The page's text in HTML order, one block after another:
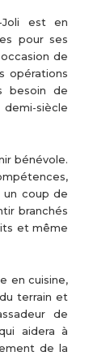
Joli est en
pour ses
occasion de
opérations
besoin de
siècle
bénévole.
un coup de
branchés
et même
en cuisine,
terrain et
de
aidera à
de la